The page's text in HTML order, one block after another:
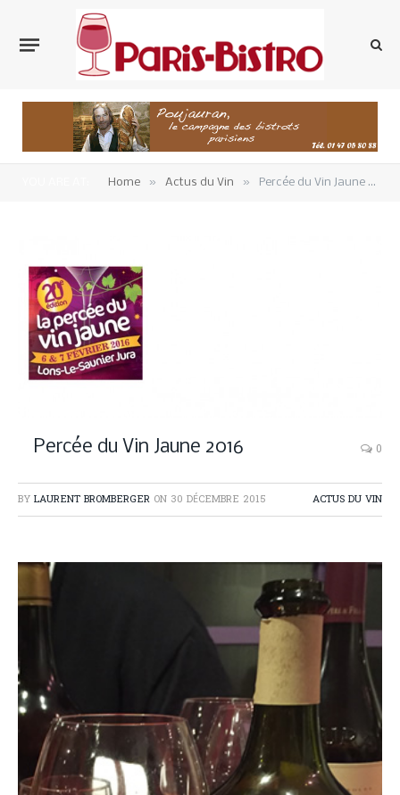
Home » Actus du Vin » Percée du Vin Jaune 2016
Percée du Vin Jaune 2016 0
BY LAURENT BROMBERGER ON 30 DÉCEMBRE 2015 ACTUS DU VIN